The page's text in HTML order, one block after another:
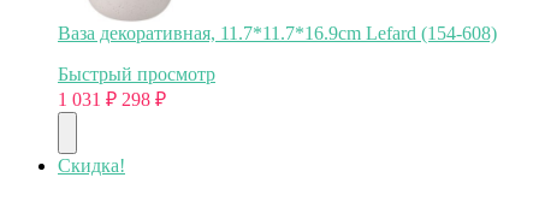
Ваза декоративная, 11.7*11.7*16.9cm Lefard (154-608)
Быстрый просмотр
1 031 ₽ 298 ₽
Скидка!